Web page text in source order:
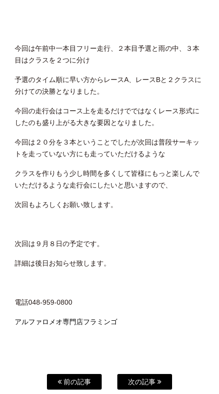
今回は午前中一本目フリー走行、２本目予選と雨の中、３本
目はクラスを２つに分け
予選のタイム順に早い方からレースA、レースBと２クラスに
分けての決勝となりました。
今回の走行会はコース上を走るだけでではなくレース形式に
したのも盛り上がる大きな要因となりました。
今回は２０分を３本ということでしたが次回は普段サーキッ
トを走っていない方にも走っていただけるような
クラスを作りもう少し時間を多くして皆様にもっと楽しんで
いただけるような走行会にしたいと思いますので、
次回もよろしくお願い致します。
次回は９月８日の予定です。
詳細は後日お知らせ致します。
電話048-959-0800
アルファロメオ専門店フラミンゴ
前の記事 次の記事